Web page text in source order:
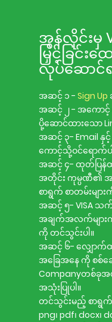
အွန်လိုင်းမှ
မြှင့်ခြင်
လုပ်ဆောင်
အဆင့် ၁ - Sign Up
အဆင့် ၂ - အကောင့်
ပို့ဆောင်ထားသော
အဆင့် ၃- Email နှ
ကောင့်သို့ဝင်ရောက်ပ
အဆင့် ၄- ထုတ်ပြန်ထ
အတိုင်း ကုမ္ပဏီ၏
စာရွက် စာတမ်းမျာ
အဆင့် ၅- VISA
အချက်အလက်များကို
ကို တင်သွင်းပါ။
အဆင့် ၆- လျှောက်ထ
အခြေအနေ ကို စစ်ဆ
Companyတစ်ခု
အသုံးပြုပါ။
တင်သွင်းမည့် စာရွက်စ
png၊ pdf၊ docx၊